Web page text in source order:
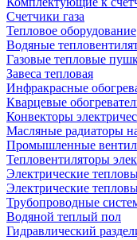
Счетчики газа
Тепловое оборудование
Водяные
Газовые тепловые
Завеса тепловая
Инфракрасные
Кварцевые
Конвекторы
Масляные радиаторы
Промышленные
Тепловентиляторы
Электрические
Электрические
Трубопроводные
Водяной теплый пол
Гидравлический